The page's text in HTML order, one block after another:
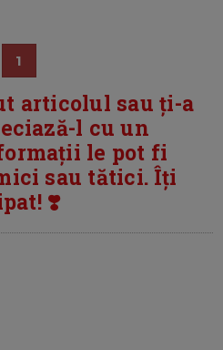
1
articolul sau ți-a
l cu un
le pot fi
sau tătici. Îți
❣️